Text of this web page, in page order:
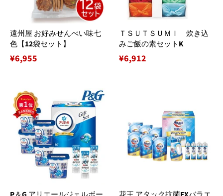
遠州屋 お好みせんべい味七
色【12袋セット】
通
格
¥6,955
ＴＳＵＴＳＵＭＩ 炊き込
みご飯の素セットK
通
¥6,912